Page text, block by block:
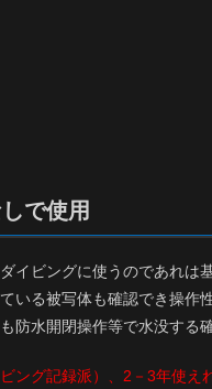
で使用
ビングに使うのであれは
ている被写体も確認でき操
水開閉操作等で水没する
ング記録派）、2－3年使え